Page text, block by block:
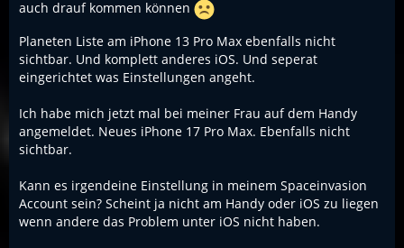
auch drauf kommen können
Planeten Liste am iPhone 13 Pro Max ebenfalls nicht
sichtbar. Und komplett anderes iOS. Und seperat
eingerichtet was Einstellungen angeht.
Ich habe mich jetzt mal bei meiner Frau auf dem Handy
angemeldet. Neues iPhone 17 Pro Max. Ebenfalls nicht
sichtbar.
Kann es irgendeine Einstellung in meinem Spaceinvasion
Account sein? Scheint ja nicht am Handy oder iOS zu liegen
wenn andere das Problem unter iOS nicht haben.